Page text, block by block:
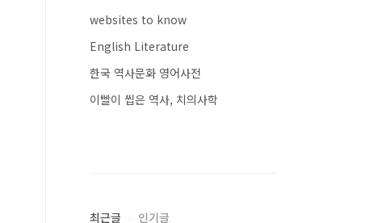
websites to know
English Literature
한국 역사문화 영어사전
이빨이 씹은 역사, 치의사학
최근글 인기글